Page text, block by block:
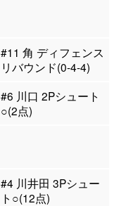
#11 角 ディフェンス
リバウンド(0-4-4)
#6 川口 2Pシュート
○(2点)
#4 川井田 3Pシュー
ト○(12点)